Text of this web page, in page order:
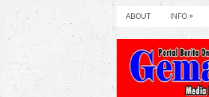
ABOUT INFO »